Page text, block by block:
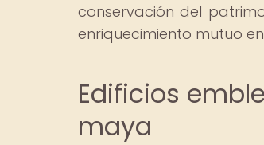
conservación del
enriquecimiento mutuo
Edificios
maya